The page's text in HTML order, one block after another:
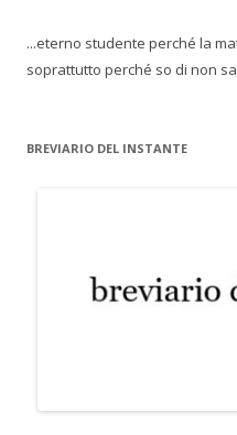
...eterno studente perché la
soprattutto perché so di non
BREVIARIO DEL INSTANTE